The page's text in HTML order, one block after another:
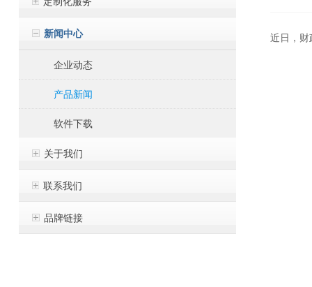
新闻中心
企业动态
产品新闻
软件下载
关于我们
联系我们
品牌链接
近日，财